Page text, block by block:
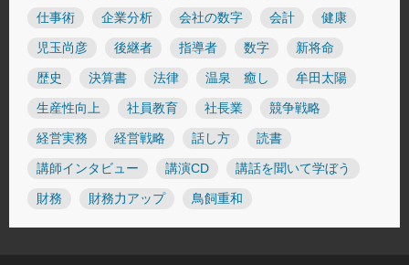
仕事術 企業分析 会社の数字 会計 健康
児玉尚彦 後継者 指導者 数字 新将命
歴史 決算書 法律 温泉 癒し 牟田太陽
生産性向上 社員教育 社長業 競争戦略
経営実務 経営戦略 話し方 読書
講師インタビュー 講演CD 講話を聞いて学ぼう
財務 財務力アップ 鳥飼重和